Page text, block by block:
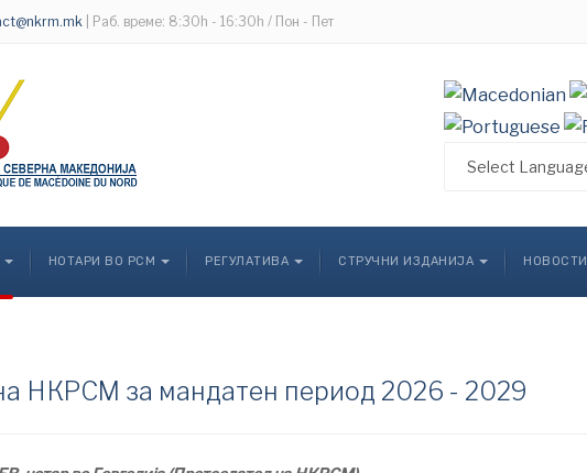
| Раб. време: 8:30h - 16:30h / Пон - Пет
НОТАРИ ВО РСМ РЕГУЛАТИВА СТРУЧНИ ИЗДАНИЈА НОВОСТИ
НКРСМ за мандатен период 2026 - 2029